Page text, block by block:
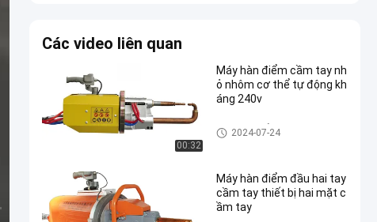
Các video liên quan
00:32
Máy hàn điểm cầm tay nh
ỏ nhôm cơ thể tự động kh
áng 240v
Máy hàn điểm di động
2024-07-24
Máy hàn điểm đầu hai tay
cầm tay thiết bị hai mặt c
ầm tay